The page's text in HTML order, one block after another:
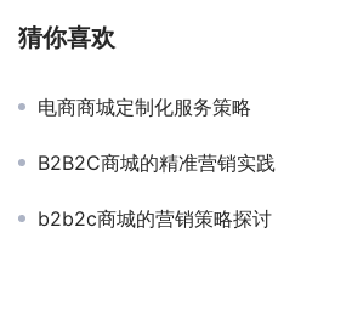
猜你喜欢
电商商城定制化服务策略
B2B2C商城的精准营销实践
b2b2c商城的营销策略探讨